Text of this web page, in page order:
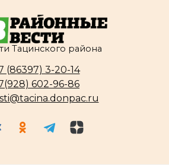
Тацинского района
(86397) 3-20-14
602-96-86